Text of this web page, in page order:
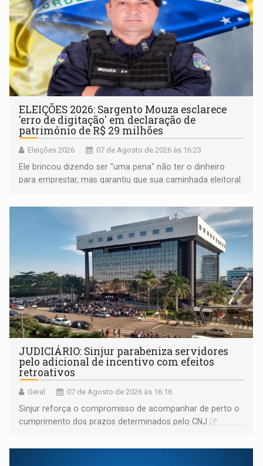
ELEIÇÕES 2026: Sargento Mouza esclarece
'erro de digitação' em declaração de
patrimônio de R$ 29 milhões
Eleições 2026 07 de Agosto de 2026 às 16:23
Ele brincou dizendo ser "uma pena" não ter o dinheiro
para emprestar, mas garantiu que sua caminhada eleitoral
JUDICIÁRIO: Sinjur parabeniza servidores
pelo adicional de incentivo com efeitos
retroativos
Geral 07 de Agosto de 2026 às 16:16
Sinjur reforça o compromisso de acompanhar de perto o
cumprimento dos prazos determinados pelo CNJ